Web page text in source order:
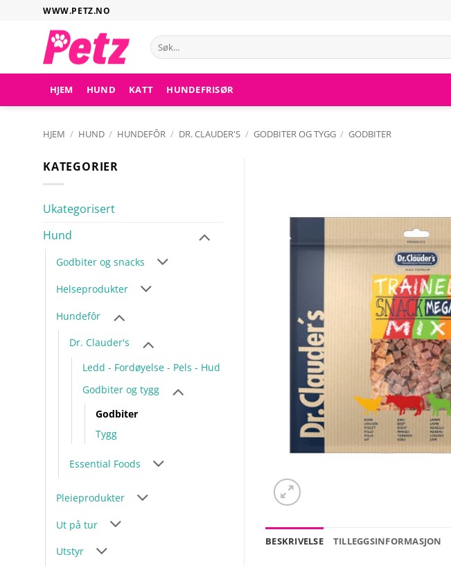
WWW.PETZ.NO
Søk
etter:
HJEM HUND KATT HUNDEFRISØR
HJEM / HUND / HUNDEFÔR / DR. CLAUDER'S / GODBITER OG TYGG / GODBITER
KATEGORIER
Ukategorisert
Hund
Godbiter og snacks
Helseprodukter
Hundefôr
Dr. Clauder's
Ledd - Fordøyelse - Pels - Hud
Godbiter og tygg
Godbiter
Tygg
Essential Foods
Pleieprodukter
Ut på tur
Utstyr
BESKRIVELSE TILLEGGSINFORMASJON